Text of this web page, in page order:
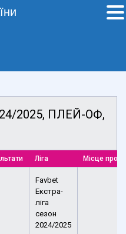
2025, ПЛЕЙ-ОФ,
Ліга Місце
Favbet
Екстра-
ліга
сезон
2024/2025